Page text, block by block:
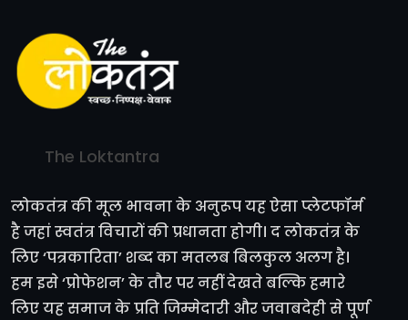
The Loktantra
लोकतंत्र की मूल भावना के अनुरूप यह ऐसा प्लेटफॉर्म
है जहां स्वतंत्र विचारों की प्रधानता होगी। द लोकतंत्र के
लिए ‘पत्रकारिता’ शब्द का मतलब बिलकुल अलग है।
हम इसे ‘प्रोफेशन’ के तौर पर नहीं देखते बल्कि हमारे
लिए यह समाज के प्रति जिम्मेदारी और जवाबदेही से पूर्ण